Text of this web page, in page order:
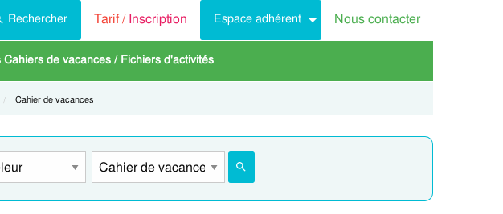
Rechercher Tarif /Inscription Espace adhérent Nous contacter
de vacances / Fichiers d'activités
Current:
Cahier de vacances